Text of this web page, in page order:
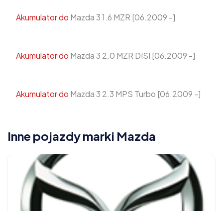
Akumulator do Mazda 3 1.6 MZR [06.2009 -]
Akumulator do Mazda 3 2.0 MZR DISI [06.2009 -]
Akumulator do Mazda 3 2.3 MPS Turbo [06.2009 -]
Inne pojazdy marki Mazda